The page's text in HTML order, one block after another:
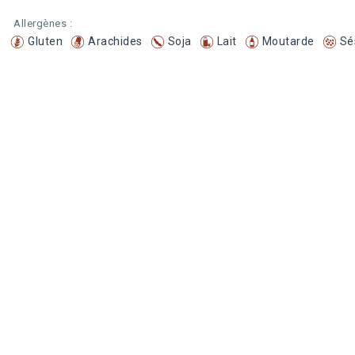
Allergènes :
Gluten Arachides Soja Lait Moutarde